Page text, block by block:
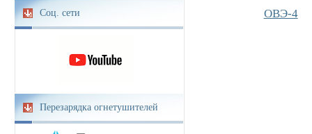
Соц. сети
Перезарядка огнетушителей
ОВЭ-4